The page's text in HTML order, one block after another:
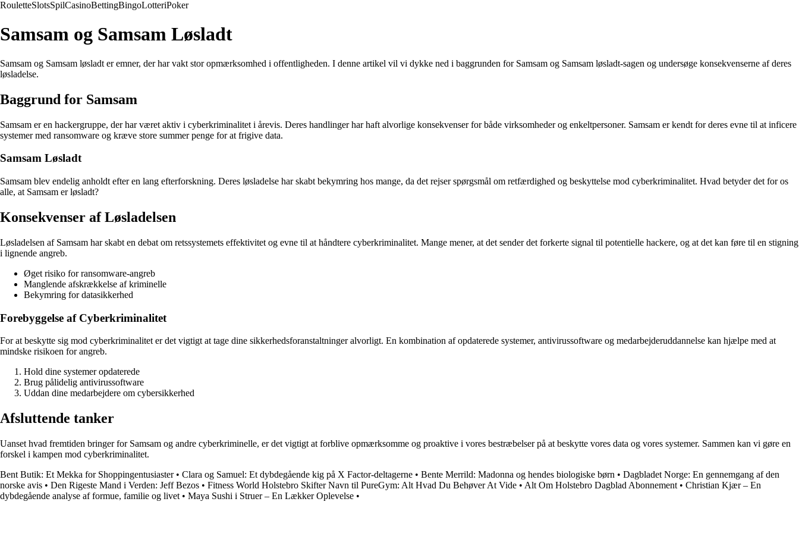
RouletteSlotsSpilCasinoBettingBingoLotteriPoker
Samsam og Samsam Løsladt
Samsam og Samsam løsladt er emner, der har vakt stor opmærksomhed i offentligheden. I denne artikel vil vi dykke ned i baggrunden for Samsam og Samsam løsladt-sagen og undersøge konsekvenserne af deres
løsladelse.
Baggrund for Samsam
Samsam er en hackergruppe, der har været aktiv i cyberkriminalitet i årevis. Deres handlinger har haft alvorlige konsekvenser for både virksomheder og enkeltpersoner. Samsam er kendt for deres evne til at inficere
systemer med ransomware og kræve store summer penge for at frigive data.
Samsam Løsladt
Samsam blev endelig anholdt efter en lang efterforskning. Deres løsladelse har skabt bekymring hos mange, da det rejser spørgsmål om retfærdighed og beskyttelse mod cyberkriminalitet. Hvad betyder det for os
alle, at Samsam er løsladt?
Konsekvenser af Løsladelsen
Løsladelsen af Samsam har skabt en debat om retssystemets effektivitet og evne til at håndtere cyberkriminalitet. Mange mener, at det sender det forkerte signal til potentielle hackere, og at det kan føre til en stigning
i lignende angreb.
Øget risiko for ransomware-angreb
Manglende afskrækkelse af kriminelle
Bekymring for datasikkerhed
Forebyggelse af Cyberkriminalitet
For at beskytte sig mod cyberkriminalitet er det vigtigt at tage dine sikkerhedsforanstaltninger alvorligt. En kombination af opdaterede systemer, antivirussoftware og medarbejderuddannelse kan hjælpe med at
mindske risikoen for angreb.
Hold dine systemer opdaterede
Brug pålidelig antivirussoftware
Uddan dine medarbejdere om cybersikkerhed
Afsluttende tanker
Uanset hvad fremtiden bringer for Samsam og andre cyberkriminelle, er det vigtigt at forblive opmærksomme og proaktive i vores bestræbelser på at beskytte vores data og vores systemer. Sammen kan vi gøre en
forskel i kampen mod cyberkriminalitet.
Bent Butik: Et Mekka for Shoppingentusiaster• Clara og Samuel: Et dybdegående kig på X Factor-deltagerne • Bente Merrild: Madonna og hendes biologiske børn • Dagbladet Norge: En gennemgang af den
norske avis • Den Rigeste Mand i Verden: Jeff Bezos • Fitness World Holstebro Skifter Navn til PureGym: Alt Hvad Du Behøver At Vide • Alt Om Holstebro Dagblad Abonnement • Christian Kjær – En
dybdegående analyse af formue, familie og livet • Maya Sushi i Struer – En Lækker Oplevelse •